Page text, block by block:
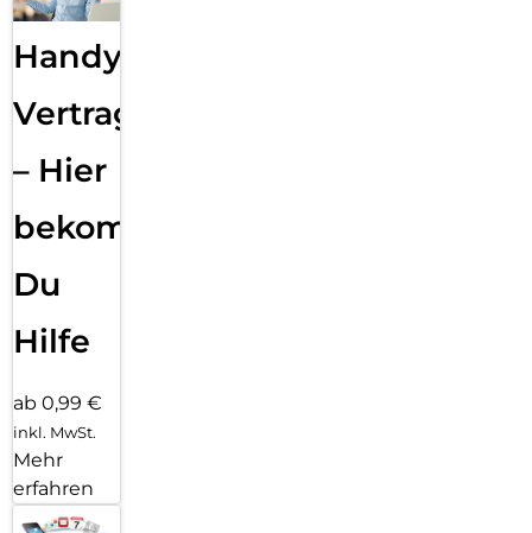
Handy
Vertragsabwicklung
– Hier
bekommst
Du
Hilfe
ab 0,99 €
inkl. MwSt.
Mehr
erfahren